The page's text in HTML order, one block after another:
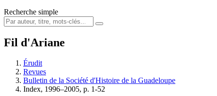
Recherche simple
Fil d'Ariane
Érudit
Revues
Bulletin de la Société d'Histoire de la Guadeloupe
Index, 1996–2005, p. 1-52